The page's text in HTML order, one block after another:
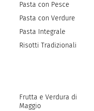
Pasta con Pesce
Pasta con Verdure
Pasta Integrale
Risotti Tradizionali
Frutta e Verdura di
Maggio